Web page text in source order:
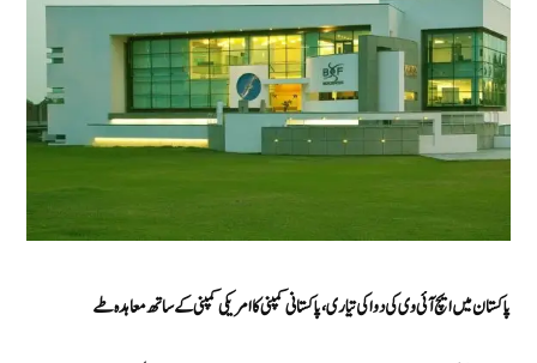
پاکستان میں ایچ آئی وی کی دوا کی تیاری،پاکستانی کمپنی کا امریکی کمپنی کے ساتھ معاہدہ طے